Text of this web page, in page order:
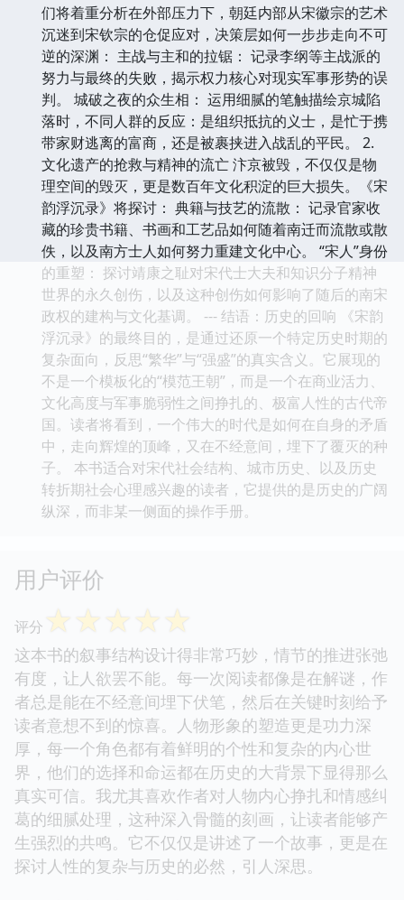
们将着重分析在外部压力下，朝廷内部从宋徽宗的艺术
沉迷到宋钦宗的仓促应对，决策层如何一步步走向不可
逆的深渊： 主战与主和的拉锯： 记录李纲等主战派的
努力与最终的失败，揭示权力核心对现实军事形势的误
判。 城破之夜的众生相： 运用细腻的笔触描绘京城陷
落时，不同人群的反应：是组织抵抗的义士，是忙于携
带家财逃离的富商，还是被裹挟进入战乱的平民。 2.
文化遗产的抢救与精神的流亡 汴京被毁，不仅仅是物
理空间的毁灭，更是数百年文化积淀的巨大损失。《宋
韵浮沉录》将探讨： 典籍与技艺的流散： 记录官家收
藏的珍贵书籍、书画和工艺品如何随着南迁而流散或散
佚，以及南方士人如何努力重建文化中心。 “宋人”身份
的重塑： 探讨靖康之耻对宋代士大夫和知识分子精神
世界的永久创伤，以及这种创伤如何影响了随后的南宋
政权的建构与文化基调。 --- 结语：历史的回响 《宋韵
浮沉录》的最终目的，是通过还原一个特定历史时期的
复杂面向，反思“繁华”与“强盛”的真实含义。它展现的
不是一个模板化的“模范王朝”，而是一个在商业活力、
文化高度与军事脆弱性之间挣扎的、极富人性的古代帝
国。读者将看到，一个伟大的时代是如何在自身的矛盾
中，走向辉煌的顶峰，又在不经意间，埋下了覆灭的种
子。 本书适合对宋代社会结构、城市历史、以及历史
转折期社会心理感兴趣的读者，它提供的是历史的广阔
纵深，而非某一侧面的操作手册。
用户评价
评分 ☆☆☆☆☆
这本书的叙事结构设计得非常巧妙，情节的推进张弛
有度，让人欲罢不能。每一次阅读都像是在解谜，作
者总是能在不经意间埋下伏笔，然后在关键时刻给予
读者意想不到的惊喜。人物形象的塑造更是功力深
厚，每一个角色都有着鲜明的个性和复杂的内心世
界，他们的选择和命运都在历史的大背景下显得那么
真实可信。我尤其喜欢作者对人物内心挣扎和情感纠
葛的细腻处理，这种深入骨髓的刻画，让读者能够产
生强烈的共鸣。它不仅仅是讲述了一个故事，更是在
探讨人性的复杂与历史的必然，引人深思。